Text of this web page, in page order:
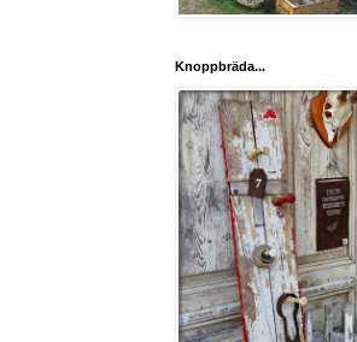
Knoppbräda...